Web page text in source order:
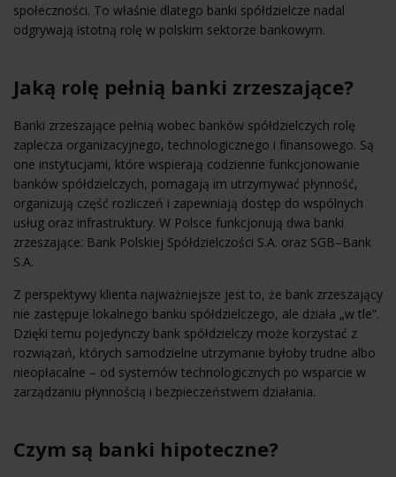
społeczności. To właśnie dlatego banki spółdzielcze nadal
odgrywają istotną rolę w polskim sektorze bankowym.
Jaką rolę pełnią banki zrzeszające?
Banki zrzeszające pełnią wobec banków spółdzielczych rolę
zaplecza organizacyjnego, technologicznego i finansowego. Są
one instytucjami, które wspierają codzienne funkcjonowanie
banków spółdzielczych, pomagają im utrzymywać płynność,
organizują część rozliczeń i zapewniają dostęp do wspólnych
usług oraz infrastruktury. W Polsce funkcjonują dwa banki
zrzeszające: Bank Polskiej Spółdzielczości S.A. oraz SGB–Bank
S.A.
Z perspektywy klienta najważniejsze jest to, że bank zrzeszający
nie zastępuje lokalnego banku spółdzielczego, ale działa „w tle”.
Dzięki temu pojedynczy bank spółdzielczy może korzystać z
rozwiązań, których samodzielne utrzymanie byłoby trudne albo
nieopłacalne – od systemów technologicznych po wsparcie w
zarządzaniu płynnością i bezpieczeństwem działania.
Czym są banki hipoteczne?